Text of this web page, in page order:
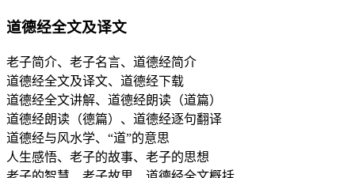
道德经全文及译文
老子简介、老子名言、道德经简介
道德经全文及译文、道德经下载
道德经全文讲解、道德经朗读（道篇）
道德经朗读（德篇）、道德经逐句翻译
道德经与风水学、“道”的意思
人生感悟、老子的故事、老子的思想